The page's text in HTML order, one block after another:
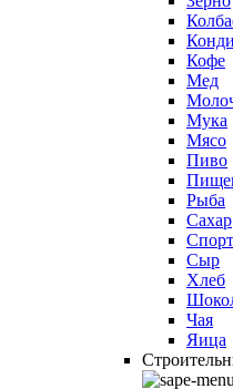
Кофе
Мед
Мука
Мясо
Пиво
Рыба
Сахар
Сыр
Хлеб
Чая
Яица